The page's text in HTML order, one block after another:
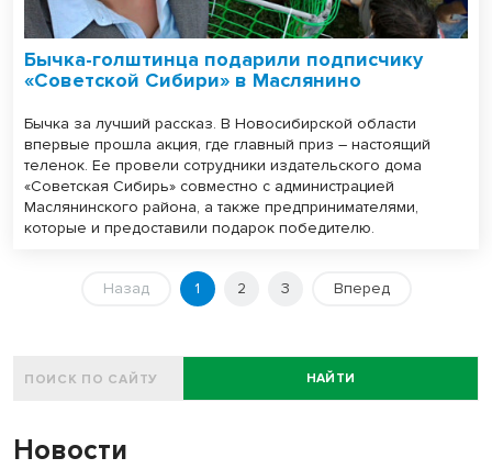
Бычка-голштинца подарили подписчику
«Советской Сибири» в Маслянино
Бычка за лучший рассказ. В Новосибирской области
впервые прошла акция, где главный приз – настоящий
теленок. Ее провели сотрудники издательского дома
«Советская Сибирь» совместно с администрацией
Маслянинского района, а также предпринимателями,
которые и предоставили подарок победителю.
Назад 1 2 3 Вперед
НАЙТИ
Новости